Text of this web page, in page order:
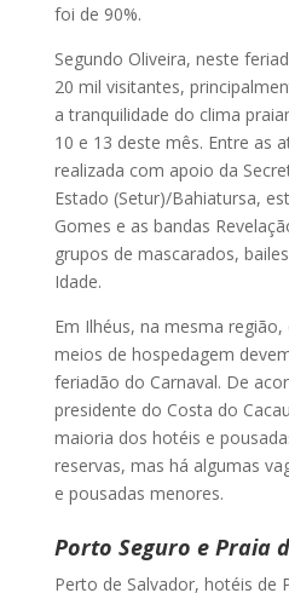
foi de 90%.
Segundo Oliveira, neste
20 mil visitantes,
a tranquilidade do clima
10 e 13 deste mês. Entre as
realizada com apoio da
Estado (Setur)/Bahiatursa,
Gomes e as bandas
grupos de mascarados,
Idade.
Em Ilhéus, na mesma
meios de hospedagem
feriadão do Carnaval. De
presidente do Costa do
maioria dos hotéis e
reservas, mas há algumas
e pousadas menores.
Porto Seguro e Praia
Perto de Salvador, hotéis de